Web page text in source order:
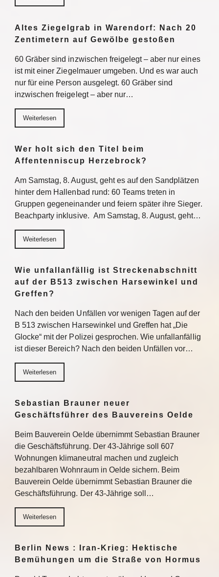
Altes Ziegelgrab in Warendorf: Nach 20
Zentimetern auf Gewölbe gestoßen
60 Gräber sind inzwischen freigelegt – aber nur eines
ist mit einer Ziegelmauer umgeben. Und es war auch
nur für eine Person ausgelegt. 60 Gräber sind
inzwischen freigelegt – aber nur…
Weiterlesen
Wer holt sich den Titel beim
Affentenniscup Herzebrock?
Am Samstag, 8. August, geht es auf den Sandplätzen
hinter dem Hallenbad rund: 60 Teams treten in
Gruppen gegeneinander und feiern später ihre Sieger.
Beachparty inklusive. Am Samstag, 8. August, geht…
Weiterlesen
Wie unfallanfällig ist Streckenabschnitt
auf der B513 zwischen Harsewinkel und
Greffen?
Nach den beiden Unfällen vor wenigen Tagen auf der
B 513 zwischen Harsewinkel und Greffen hat „Die
Glocke“ mit der Polizei gesprochen. Wie unfallanfällig
ist dieser Bereich? Nach den beiden Unfällen vor…
Weiterlesen
Sebastian Brauner neuer
Geschäftsführer des Bauvereins Oelde
Beim Bauverein Oelde übernimmt Sebastian Brauner
die Geschäftsführung. Der 43-Jährige soll 607
Wohnungen klimaneutral machen und zugleich
bezahlbaren Wohnraum in Oelde sichern. Beim
Bauverein Oelde übernimmt Sebastian Brauner die
Geschäftsführung. Der 43-Jährige soll…
Weiterlesen
Berlin News : Iran-Krieg: Hektische
Bemühungen um die Straße von Hormus